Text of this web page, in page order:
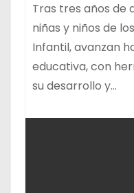
Tras tres años de
niñas y niños de
Infantil, avanzan
educativa, con
su desarrollo y…